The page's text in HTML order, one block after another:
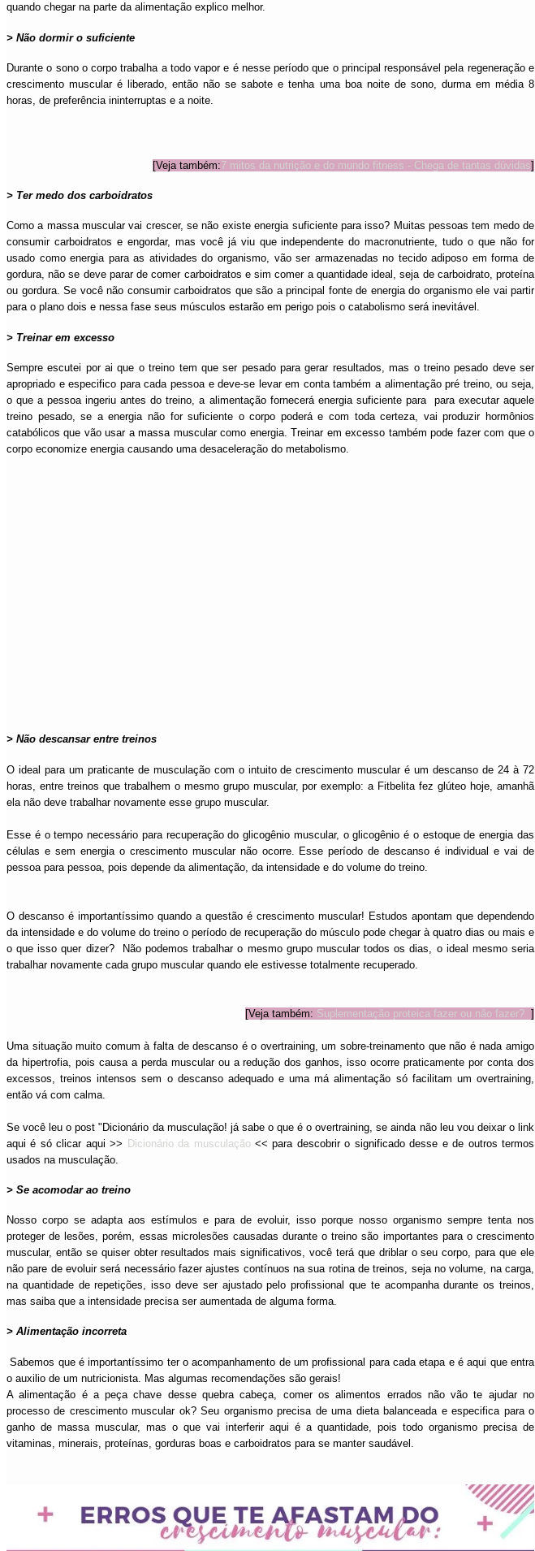
quando chegar na parte da alimentação explico melhor.
> Não dormir o suficiente
Durante o sono o corpo trabalha a todo vapor e é nesse período que o principal responsável pela regeneração e
crescimento muscular é liberado, então não se sabote e tenha uma boa noite de sono, durma em média 8
horas, de preferência ininterruptas e a noite.
[Veja também:7 mitos da nutrição e do mundo fitness - Chega de tantas dúvidas]
> Ter medo dos carboidratos
Como a massa muscular vai crescer, se não existe energia suficiente para isso? Muitas pessoas tem medo de
consumir carboidratos e engordar, mas você já viu que independente do macronutriente, tudo o que não for
usado como energia para as atividades do organismo, vão ser armazenadas no tecido adiposo em forma de
gordura, não se deve parar de comer carboidratos e sim comer a quantidade ideal, seja de carboidrato, proteína
ou gordura. Se você não consumir carboidratos que são a principal fonte de energia do organismo ele vai partir
para o plano dois e nessa fase seus músculos estarão em perigo pois o catabolismo será inevitável.
> Treinar em excesso
Sempre escutei por ai que o treino tem que ser pesado para gerar resultados, mas o treino pesado deve ser
apropriado e especifico para cada pessoa e deve-se levar em conta também a alimentação pré treino, ou seja,
o que a pessoa ingeriu antes do treino, a alimentação fornecerá energia suficiente para para executar aquele
treino pesado, se a energia não for suficiente o corpo poderá e com toda certeza, vai produzir hormônios
catabólicos que vão usar a massa muscular como energia. Treinar em excesso também pode fazer com que o
corpo economize energia causando uma desaceleração do metabolismo.
> Não descansar entre treinos
O ideal para um praticante de musculação com o intuito de crescimento muscular é um descanso de 24 à 72
horas, entre treinos que trabalhem o mesmo grupo muscular, por exemplo: a Fitbelita fez glúteo hoje, amanhã
ela não deve trabalhar novamente esse grupo muscular.
Esse é o tempo necessário para recuperação do glicogênio muscular, o glicogênio é o estoque de energia das
células e sem energia o crescimento muscular não ocorre. Esse período de descanso é individual e vai de
pessoa para pessoa, pois depende da alimentação, da intensidade e do volume do treino.
O descanso é importantíssimo quando a questão é crescimento muscular! Estudos apontam que dependendo
da intensidade e do volume do treino o período de recuperação do músculo pode chegar à quatro dias ou mais e
o que isso quer dizer? Não podemos trabalhar o mesmo grupo muscular todos os dias, o ideal mesmo seria
trabalhar novamente cada grupo muscular quando ele estivesse totalmente recuperado.
[Veja também: Suplementação proteica fazer ou não fazer? ]
Uma situação muito comum à falta de descanso é o overtraining, um sobre-treinamento que não é nada amigo
da hipertrofia, pois causa a perda muscular ou a redução dos ganhos, isso ocorre praticamente por conta dos
excessos, treinos intensos sem o descanso adequado e uma má alimentação só facilitam um overtraining,
então vá com calma.
Se você leu o post "Dicionário da musculação! já sabe o que é o overtraining, se ainda não leu vou deixar o link
aqui é só clicar aqui >> Dicionário da musculação<< para descobrir o significado desse e de outros termos
usados na musculação.
> Se acomodar ao treino
Nosso corpo se adapta aos estímulos e para de evoluir, isso porque nosso organismo sempre tenta nos
proteger de lesões, porém, essas microlesões causadas durante o treino são importantes para o crescimento
muscular, então se quiser obter resultados mais significativos, você terá que driblar o seu corpo, para que ele
não pare de evoluir será necessário fazer ajustes contínuos na sua rotina de treinos, seja no volume, na carga,
na quantidade de repetições, isso deve ser ajustado pelo profissional que te acompanha durante os treinos,
mas saiba que a intensidade precisa ser aumentada de alguma forma.
> Alimentação incorreta
Sabemos que é importantíssimo ter o acompanhamento de um profissional para cada etapa e é aqui que entra
o auxilio de um nutricionista. Mas algumas recomendações são gerais!
A alimentação é a peça chave desse quebra cabeça, comer os alimentos errados não vão te ajudar no
processo de crescimento muscular ok? Seu organismo precisa de uma dieta balanceada e especifica para o
ganho de massa muscular, mas o que vai interferir aqui é a quantidade, pois todo organismo precisa de
vitaminas, minerais, proteínas, gorduras boas e carboidratos para se manter saudável.